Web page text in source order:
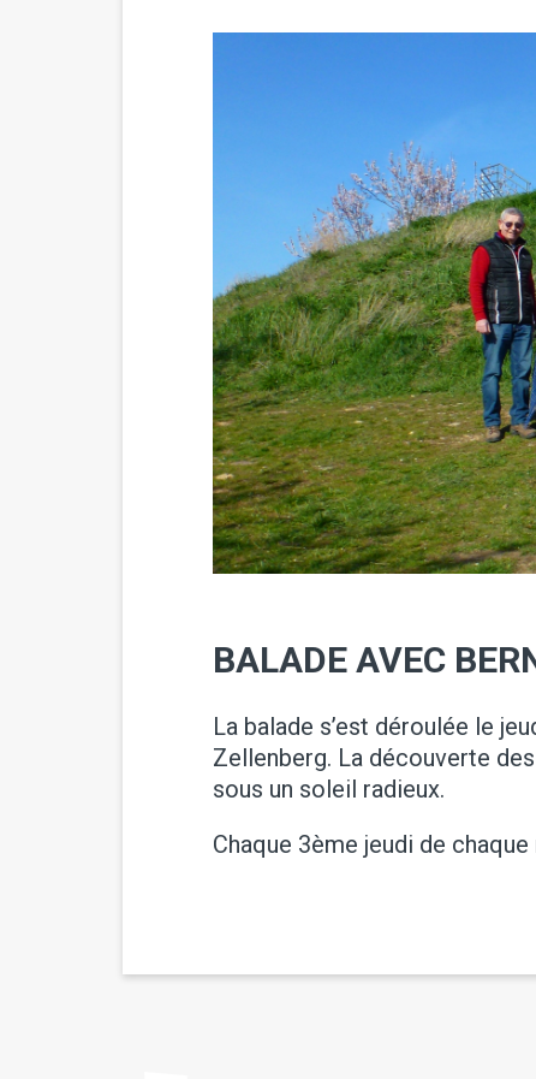
BALADE AVEC
La balade s’est déroulée le
Zellenberg. La découverte
sous un soleil radieux.
Chaque 3ème jeudi de